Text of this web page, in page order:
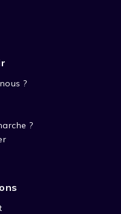
?
?